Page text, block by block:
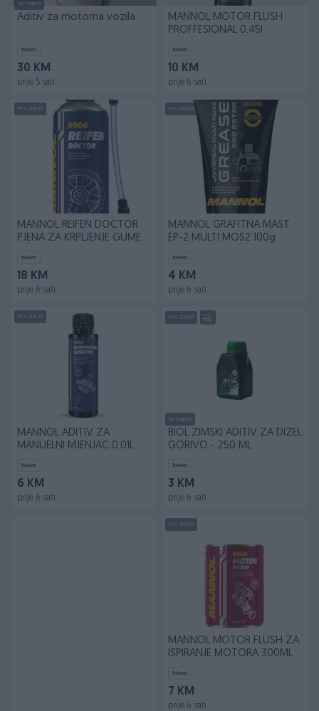
Dostupno
Aditiv za motorna vozila
Novo
30 KM
prije 5 sati
MANNOL MOTOR FLUSH
PROFFESIONAL 0.45l
Novo
10 KM
prije 6 sati
PIK SHOP
MANNOL REIFEN DOCTOR
PJENA ZA KRPLJENJE GUME
Novo
18 KM
prije 6 sati
PIK SHOP
MANNOL GRAFITNA MAST
EP-2 MULTI MOS2 100g
Novo
4 KM
prije 6 sati
PIK SHOP
MANNOL ADITIV ZA
MANUELNI MJENJAC 0.01L
Novo
6 KM
prije 6 sati
PIK SHOP
Dostupno
BIOL ZIMSKI ADITIV ZA DIZEL
GORIVO - 250 ML
Novo
3 KM
prije 6 sati
PIK SHOP
MANNOL MOTOR FLUSH ZA
ISPIRANJE MOTORA 300ML
Novo
7 KM
prije 6 sati